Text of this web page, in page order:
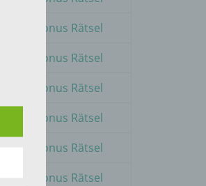
Zum Bonus Rätsel
Zum Bonus Rätsel
Zum Bonus Rätsel
Zum Bonus Rätsel
Zum Bonus Rätsel
Zum Bonus Rätsel